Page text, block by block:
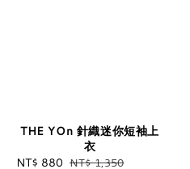
THE YOn 針織迷你短袖上
衣
Sale
NT$ 880 Regular
NT$ 1,350